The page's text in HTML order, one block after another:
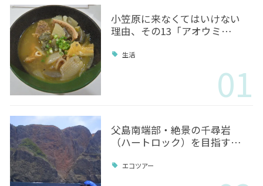
小笠原に来なくてはいけない
理由、その13「アオウミ…
生活
01
父島南端部・絶景の千尋岩
（ハートロック）を目指す…
エコツアー